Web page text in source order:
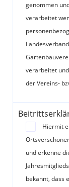
genommen
verarbeitet
verarbeitet
der Vereins-
Hiermit
und erkenne
bekannt, dass